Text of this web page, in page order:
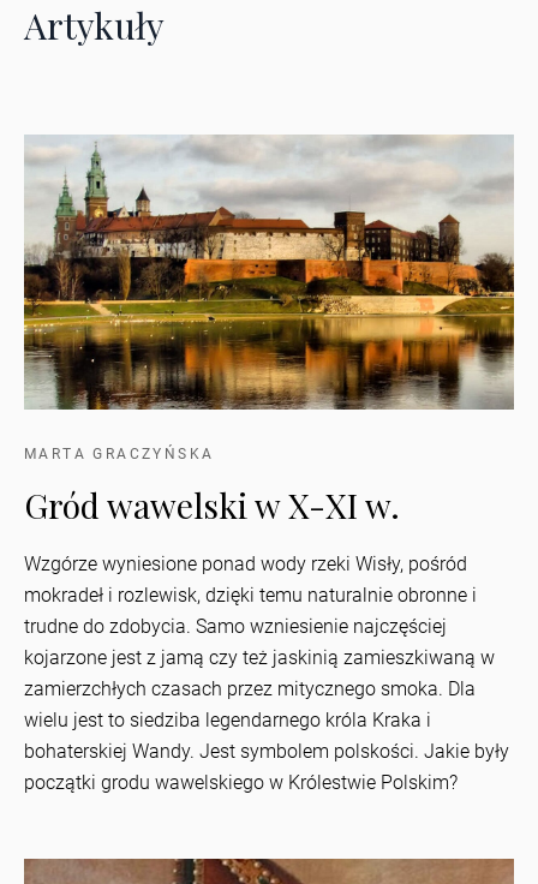
Artykuły
MARTA GRACZYŃSKA
Gród wawelski w X-XI w.
Wzgórze wyniesione ponad wody rzeki Wisły, pośród
mokradeł i rozlewisk, dzięki temu naturalnie obronne i
trudne do zdobycia. Samo wzniesienie najczęściej
kojarzone jest z jamą czy też jaskinią zamieszkiwaną w
zamierzchłych czasach przez mitycznego smoka. Dla
wielu jest to siedziba legendarnego króla Kraka i
bohaterskiej Wandy. Jest symbolem polskości. Jakie były
początki grodu wawelskiego w Królestwie Polskim?